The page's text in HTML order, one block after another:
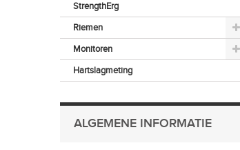
StrengthErg
Riemen
Monitoren
Hartslagmeting
ALGEMENE INFORMATIE